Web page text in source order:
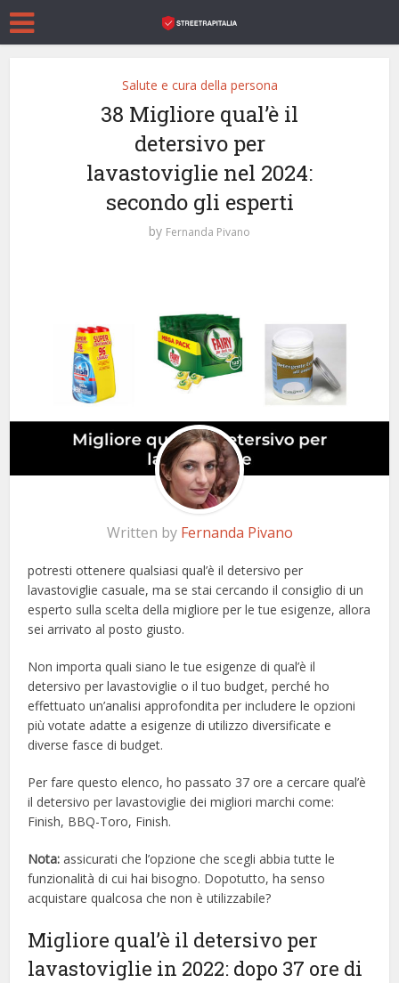
Salute e cura della persona
38 Migliore qual’è il
detersivo per
lavastoviglie nel 2024:
secondo gli esperti
by Fernanda Pivano
Written by Fernanda Pivano
potresti ottenere qualsiasi qual’è il detersivo per
lavastoviglie casuale, ma se stai cercando il consiglio di un
esperto sulla scelta della migliore per le tue esigenze, allora
sei arrivato al posto giusto.
Non importa quali siano le tue esigenze di qual’è il
detersivo per lavastoviglie o il tuo budget, perché ho
effettuato un’analisi approfondita per includere le opzioni
più votate adatte a esigenze di utilizzo diversificate e
diverse fasce di budget.
Per fare questo elenco, ho passato 37 ore a cercare qual’è
il detersivo per lavastoviglie dei migliori marchi come:
Finish, BBQ-Toro, Finish.
Nota: assicurati che l’opzione che scegli abbia tutte le
funzionalità di cui hai bisogno. Dopotutto, ha senso
acquistare qualcosa che non è utilizzabile?
Migliore qual’è il detersivo per
lavastoviglie in 2022: dopo 37 ore di